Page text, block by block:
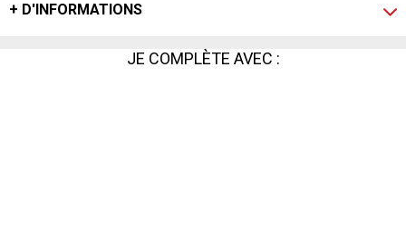
+ D'INFORMATIONS
JE COMPLÈTE AVEC :